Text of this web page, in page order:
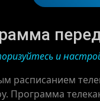
и
расписанием